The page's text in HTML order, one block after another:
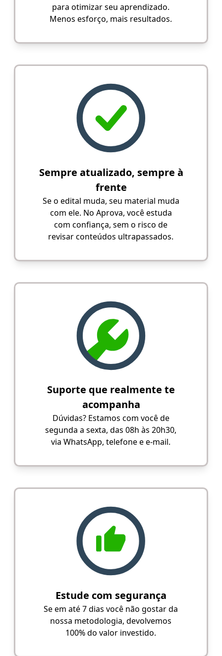
para otimizar seu aprendizado.
Menos esforço, mais resultados.
Sempre atualizado, sempre à
frente
Se o edital muda, seu material muda
com ele. No Aprova, você estuda
com confiança, sem o risco de
revisar conteúdos ultrapassados.
Suporte que realmente te
acompanha
Dúvidas? Estamos com você de
segunda a sexta, das 08h às 20h30,
via WhatsApp, telefone e e-mail.
Estude com segurança
Se em até 7 dias você não gostar da
nossa metodologia, devolvemos
100% do valor investido.